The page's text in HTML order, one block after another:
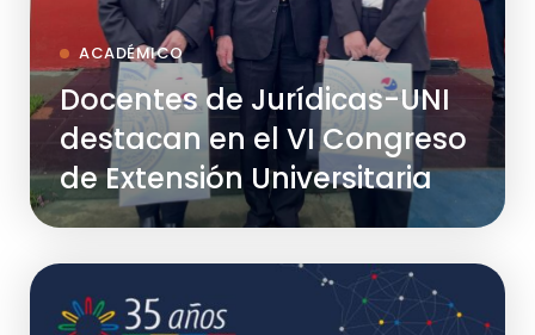
ACADÉMICO
Docentes de Jurídicas-UNI
destacan en el VI Congreso
de Extensión Universitaria